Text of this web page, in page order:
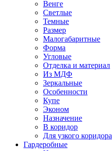
Венге
Светлые
Темные
Размер
Малогабаритные
Форма
Угловые
Отделка и материал
Из МДФ
Зеркальные
Особенности
Купе
Эконом
Назначение
В коридор
Для узкого коридора
Гардеробные